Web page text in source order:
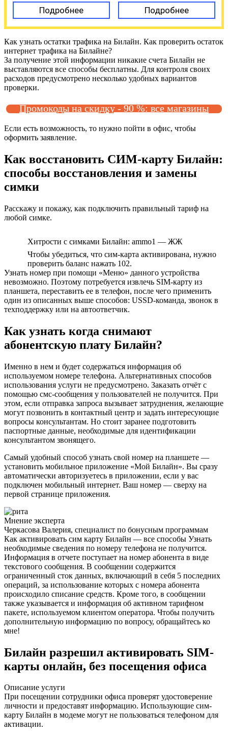
Подробнее Подробнее
Как узнать остатки трафика на Билайн. Как проверить остаток
интернет трафика на Билайне?
За получение этой информации никакие счета Билайн не
выставляются все способы бесплатны. Для контроля своих
расходов предусмотрено несколько удобных вариантов
проверки.
Промокоды на скидку - 90 %: все магазины
Если есть возможность, то нужно пойти в офис, чтобы
оформить заявление.
Как восстановить СИМ-карту Билайн:
способы восстановления и замены
симки
Расскажу и покажу, как подключить правильный тариф на
любой симке.
Хитрости с симками Билайн: ammo1 — ЖЖ
Чтобы убедиться, что сим-карта активирована, нужно
проверить баланс нажать 102.
Узнать номер при помощи «Меню» данного устройства
невозможно. Поэтому потребуется извлечь SIM-карту из
планшета, переставить ее в телефон, после чего применить
один из описанных выше способов: USSD-команда, звонок в
техподдержку или на автоответчик.
Как узнать когда снимают
абонентскую плату Билайн?
Именно в нем и будет содержаться информация об
используемом номере телефона. Альтернативных способов
использования услуги не предусмотрено. Заказать отчёт с
помощью смс-сообщения у пользователей не получится. При
этом, если отправка запроса вызывает затруднения, желающие
могут позвонить в контактный центр и задать интересующие
вопросы консультантам. Но стоит заранее подготовить
паспортные данные, необходимые для идентификации
консультантом звонящего.
Самый удобный способ узнать свой номер на планшете —
установить мобильное приложение «Мой Билайн». Вы сразу
автоматически авторизуетесь в приложении, если у вас
подключен мобильный интернет. Ваш номер — сверху на
первой странице приложения.
Мнение эксперта
Черкасова Валерия, специалист по бонусным программам
Как активировать сим карту Билайн — все способы Узнать
необходимые сведения по номеру телефона не получится.
Информация в отчете поступает на номер абонента в виде
текстового сообщения. В сообщении содержится
ограниченный сток данных, включающий в себя 5 последних
операций, за использование которых с номера абонента
происходило списание средств. Кроме того, в сообщении
также указывается и информация об активном тарифном
пакете, используемом клиентом оператора. Чтобы получить
дополнительную информацию по вопросу, обращайтесь ко
мне!
Билайн разрешил активировать SIM-
карты онлайн, без посещения офиса
Описание услуги
При посещении сотрудники офиса проверят удостоверение
личности и предоставят информацию. Использующие сим-
карту Билайн в модеме могут не пользоваться телефоном для
активации.